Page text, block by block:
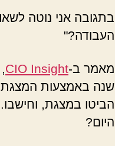
בתגובה אני נוטה
העבודה?"
מאמר ב-CIO Insight
שנה באמצעות
הביטו במצגת,
היום?